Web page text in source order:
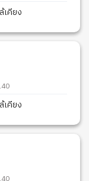
เคียง
เคียง